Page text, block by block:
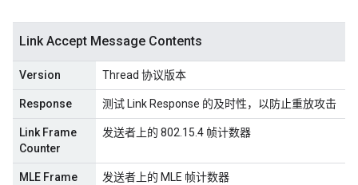
Link Accept Message Contents
Version Thread 协议版本
Response 测试 Link Response 的及时性，以防止重放攻击
Link Frame
Counter
发送者上的 802.15.4 帧计数器
MLE Frame
发送者上的 MLE 帧计数器